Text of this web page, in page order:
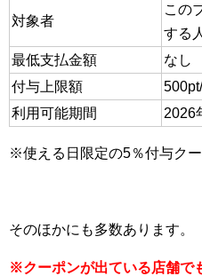
対象者
この
する
最低支払金額
なし
付与上限額
利用可能期間
2026
※使える日限定の5％付与クー
そのほかにも多数あります。
※クーポンが出ている店舗で